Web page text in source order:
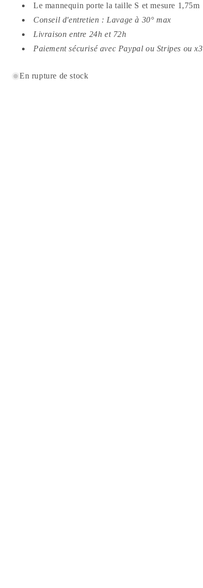
Le mannequin porte la taille S et mesure 1,75m
Conseil d'entretien : Lavage à 30° max
Livraison entre 24h et 72h
Paiement sécurisé avec Paypal ou Stripes ou x3
En rupture de stock